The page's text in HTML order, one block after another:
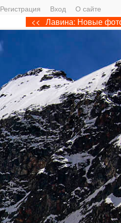
Регистрация Вход О сайте
<< Лавина: Новые